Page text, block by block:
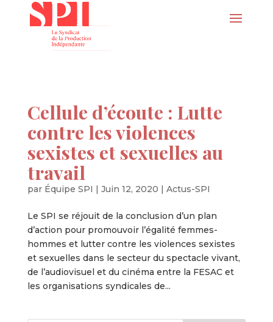
Cellule d’écoute : Lutte
contre les violences
sexistes et sexuelles au
travail
par Équipe SPI | Juin 12, 2020 | Actus-SPI
Le SPI se réjouit de la conclusion d’un plan
d’action pour promouvoir l’égalité femmes-
hommes et lutter contre les violences sexistes
et sexuelles dans le secteur du spectacle vivant,
de l’audiovisuel et du cinéma entre la FESAC et
les organisations syndicales de...